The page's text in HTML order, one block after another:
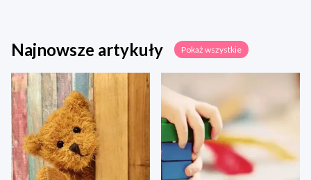
Najnowsze artykuły Pokaż wszystkie